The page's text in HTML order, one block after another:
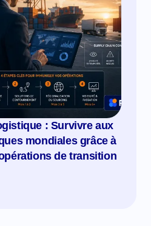
: Survivre aux
mondiales grâce à
de transition